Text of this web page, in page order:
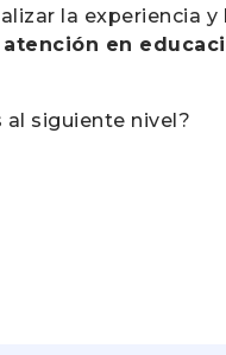
la experiencia
en
siguiente nivel?